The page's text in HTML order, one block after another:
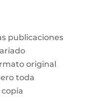
publicaciones
original
toda